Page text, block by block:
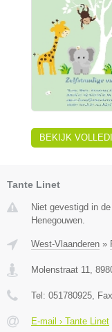
BEKIJK
Tante Linet
Niet gevestigd in
Henegouwen.
West-Vlaanderen »
Molenstraat 11
Tel: 051780925 ,
E-mail › Tante Linet